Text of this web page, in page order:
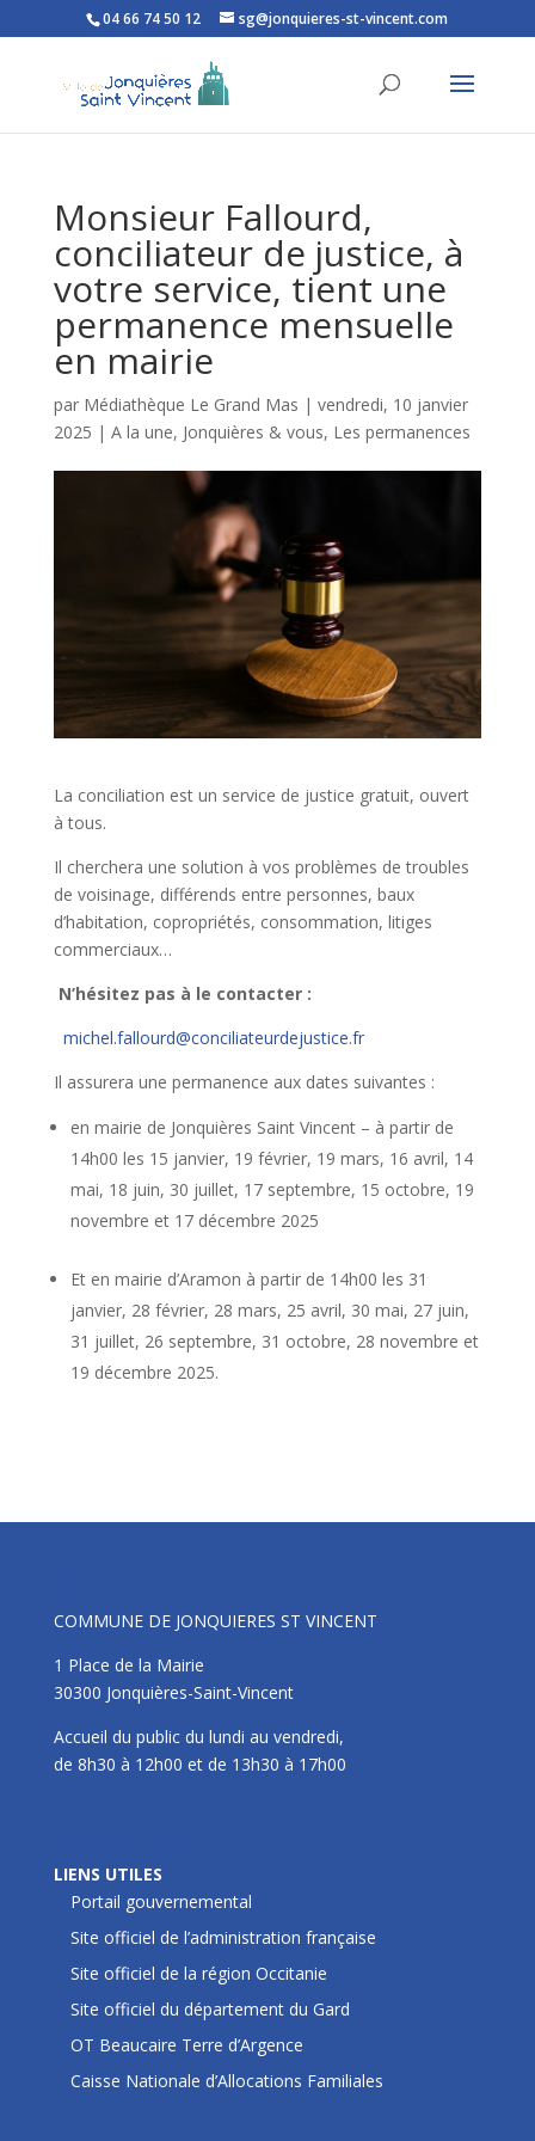
Ouvrir la barre d’outils
04 66 74 50 12 sg@jonquieres-st-vincent.com
Monsieur Fallourd,
conciliateur de justice, à
votre service, tient une
permanence mensuelle
en mairie
par Médiathèque Le Grand Mas | vendredi, 10 janvier
2025 | A la une, Jonquières & vous, Les permanences
La conciliation est un service de justice gratuit, ouvert
à tous.
Il cherchera une solution à vos problèmes de troubles
de voisinage, différends entre personnes, baux
d’habitation, copropriétés, consommation, litiges
commerciaux…
N’hésitez pas à le contacter :
michel.fallourd@conciliateurdejustice.fr
Il assurera une permanence aux dates suivantes :
en mairie de Jonquières Saint Vincent – à partir de
14h00 les 15 janvier, 19 février, 19 mars, 16 avril, 14
mai, 18 juin, 30 juillet, 17 septembre, 15 octobre, 19
novembre et 17 décembre 2025
Et en mairie d’Aramon à partir de 14h00 les 31
janvier, 28 février, 28 mars, 25 avril, 30 mai, 27 juin,
31 juillet, 26 septembre, 31 octobre, 28 novembre et
19 décembre 2025.
COMMUNE DE JONQUIERES ST VINCENT
1 Place de la Mairie
30300 Jonquières-Saint-Vincent
Accueil du public du lundi au vendredi,
de 8h30 à 12h00 et de 13h30 à 17h00
LIENS UTILES
Portail gouvernemental
Site officiel de l’administration française
Site officiel de la région Occitanie
Site officiel du département du Gard
OT Beaucaire Terre d’Argence
Caisse Nationale d’Allocations Familiales